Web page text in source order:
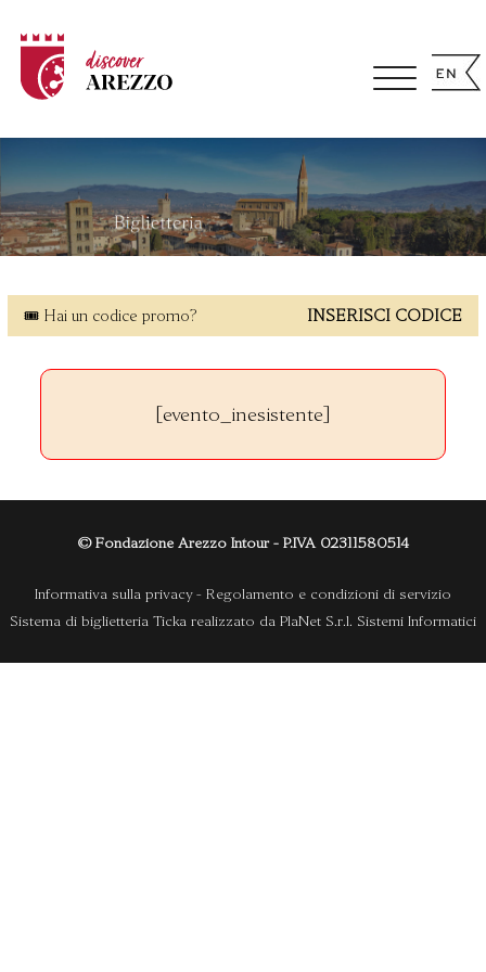
🎟 Hai un codice promo? INSERISCI CODICE
[evento_inesistente]
© Fondazione Arezzo Intour - P.IVA 02311580514
Informativa sulla privacy- Regolamento e condizioni di servizio
Sistema di biglietteria Ticka realizzato da PlaNet S.r.l. Sistemi Informatici